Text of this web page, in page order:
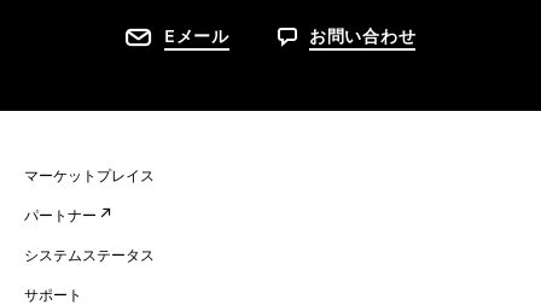
Eメール お問い合わせ
マーケットプレイス
パートナー
システムステータス
サポート